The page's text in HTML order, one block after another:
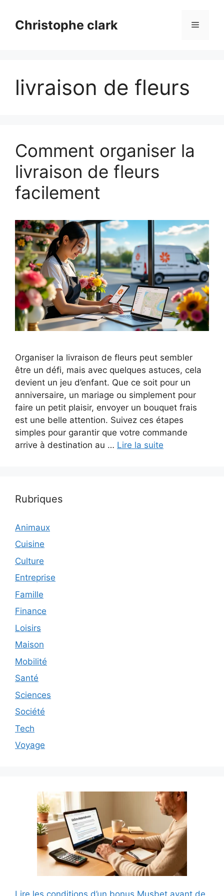
contenuChristophe clark Menu
livraison de fleurs
Comment organiser la
livraison de fleurs
facilement
Organiser la livraison de fleurs peut sembler
être un défi, mais avec quelques astuces, cela
devient un jeu d’enfant. Que ce soit pour un
anniversaire, un mariage ou simplement pour
faire un petit plaisir, envoyer un bouquet frais
est une belle attention. Suivez ces étapes
simples pour garantir que votre commande
arrive à destination au … Lire la suite
Rubriques
Animaux
Cuisine
Culture
Entreprise
Famille
Finance
Loisirs
Maison
Mobilité
Santé
Sciences
Société
Tech
Voyage